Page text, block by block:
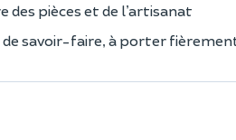
des pièces et de l’artisanat
savoir-faire, à porter